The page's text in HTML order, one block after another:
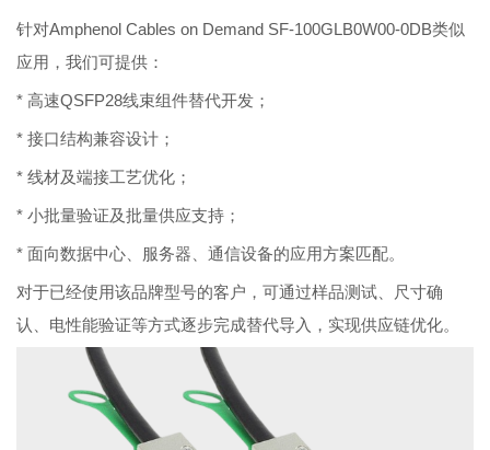
针对Amphenol Cables on Demand SF-100GLB0W00-0DB类似
应用，我们可提供：
* 高速QSFP28线束组件替代开发；
* 接口结构兼容设计；
* 线材及端接工艺优化；
* 小批量验证及批量供应支持；
* 面向数据中心、服务器、通信设备的应用方案匹配。
对于已经使用该品牌型号的客户，可通过样品测试、尺寸确
认、电性能验证等方式逐步完成替代导入，实现供应链优化。